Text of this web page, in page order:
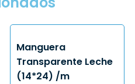
Manguera
Transparente Leche
(14*24) /m